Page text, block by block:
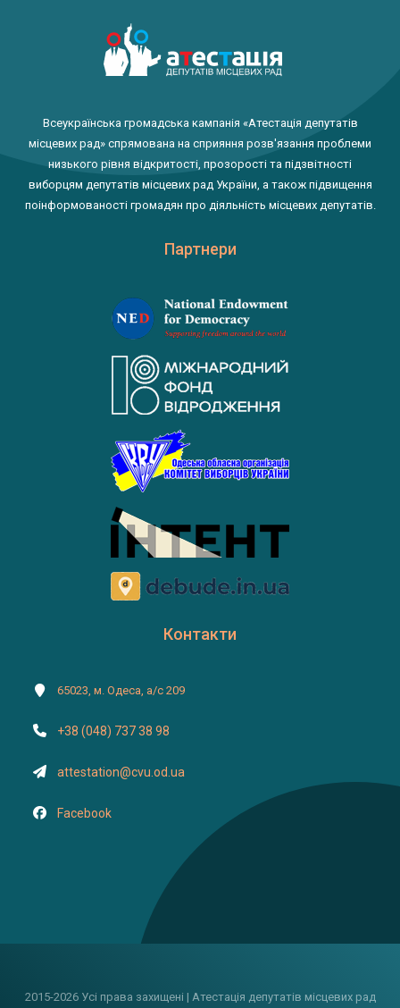
Всеукраїнська громадська кампанія «Атестація депутатів
місцевих рад» спрямована на сприяння розв'язання проблеми
низького рівня відкритості, прозорості та підзвітності
виборцям депутатів місцевих рад України, а також підвищення
поінформованості громадян про діяльність місцевих депутатів.
Партнери
Контакти
65023, м. Одеса, а/с 209
+38 (048) 737 38 98
attestation@cvu.od.ua
Facebook
2015-2026 Усі права захищені | Атестація депутатів місцевих рад